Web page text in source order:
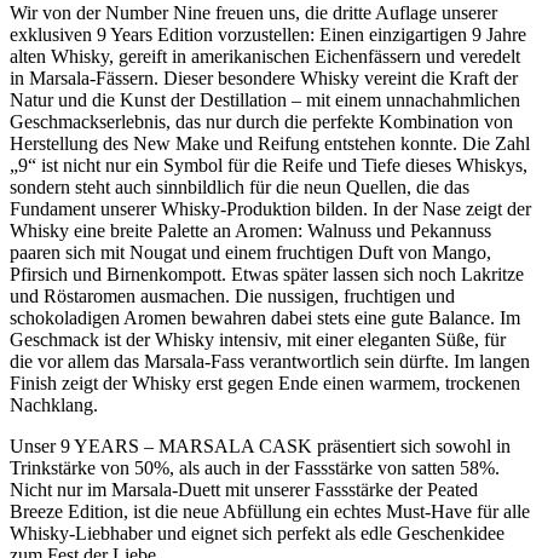
Wir von der Number Nine freuen uns, die dritte Auflage unserer
exklusiven 9 Years Edition vorzustellen: Einen einzigartigen 9 Jahre
alten Whisky, gereift in amerikanischen Eichenfässern und veredelt
in Marsala-Fässern. Dieser besondere Whisky vereint die Kraft der
Natur und die Kunst der Destillation – mit einem unnachahmlichen
Geschmackserlebnis, das nur durch die perfekte Kombination von
Herstellung des New Make und Reifung entstehen konnte. Die Zahl
„9“ ist nicht nur ein Symbol für die Reife und Tiefe dieses Whiskys,
sondern steht auch sinnbildlich für die neun Quellen, die das
Fundament unserer Whisky-Produktion bilden. In der Nase zeigt der
Whisky eine breite Palette an Aromen: Walnuss und Pekannuss
paaren sich mit Nougat und einem fruchtigen Duft von Mango,
Pfirsich und Birnenkompott. Etwas später lassen sich noch Lakritze
und Röstaromen ausmachen. Die nussigen, fruchtigen und
schokoladigen Aromen bewahren dabei stets eine gute Balance. Im
Geschmack ist der Whisky intensiv, mit einer eleganten Süße, für
die vor allem das Marsala-Fass verantwortlich sein dürfte. Im langen
Finish zeigt der Whisky erst gegen Ende einen warmem, trockenen
Nachklang.
Unser 9 YEARS – MARSALA CASK präsentiert sich sowohl in
Trinkstärke von 50%, als auch in der Fassstärke von satten 58%.
Nicht nur im Marsala-Duett mit unserer Fassstärke der Peated
Breeze Edition, ist die neue Abfüllung ein echtes Must-Have für alle
Whisky-Liebhaber und eignet sich perfekt als edle Geschenkidee